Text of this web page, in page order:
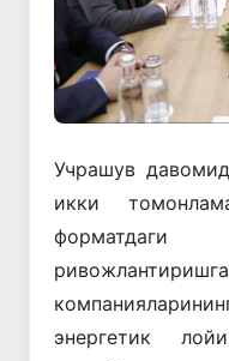
Учрашув
икки
форматдаги
энергетик